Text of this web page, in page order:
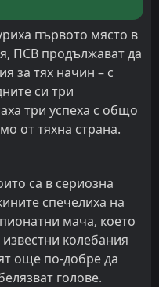
първото място в
ПСВ продължават да
за тях начин – с
си три
три успеха с общо
от тяхна страна.
са в сериозна
спечелиха на
мача, което
колебания
още по-добре да
голове.